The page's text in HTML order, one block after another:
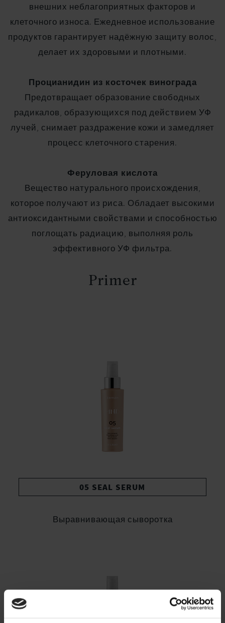
внешних неблагоприятных факторов и
клеточного износа. Ежедневное использование
продуктов гарантирует надёжную защиту волос,
делает их здоровыми и плотными.
Процианидин из косточек винограда
Предотвращает образование свободных
радикалов, образующихся под действием УФ
лучей, снимает раздражение кожи и замедляет
процесс клеточного старения.
Феруловая кислота
Вещество натурального происхождения,
которое получают из риса. Обладает высокими
антиоксидантными свойствами и способностью
поглощать радиацию, выполняя роль
эффективного УФ фильтра.
Primer
05 SEAL SERUM
Выравнивающая сыворотка